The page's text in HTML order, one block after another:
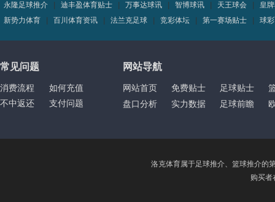
永隆足球推介
迪丰盈体育贴士 万事达球讯 智博球讯 天王球会
皇
新势力体育
百川体育资讯 法兰克足球 竞彩体坛 第一赛场贴士 球
常见问题
消费流程
如何充值
不中返还
支付问题
网站导航
网站首页 免费贴士 足球贴士
盘口分析
实力数据 足球前瞻
洛克体育属于足球推介、篮球推介的
购买者